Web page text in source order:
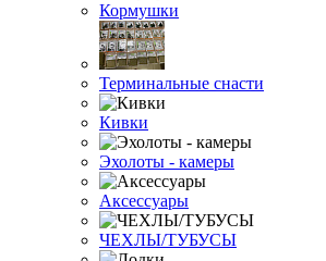
Кормушки
Терминальные снасти
Кивки
Эхолоты - камеры
Аксессуары
ЧЕХЛЫ/ТУБУСЫ